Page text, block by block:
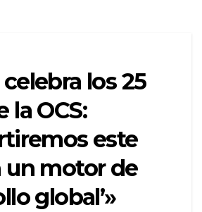
los 25
la OCS:
este
un motor de
global’»